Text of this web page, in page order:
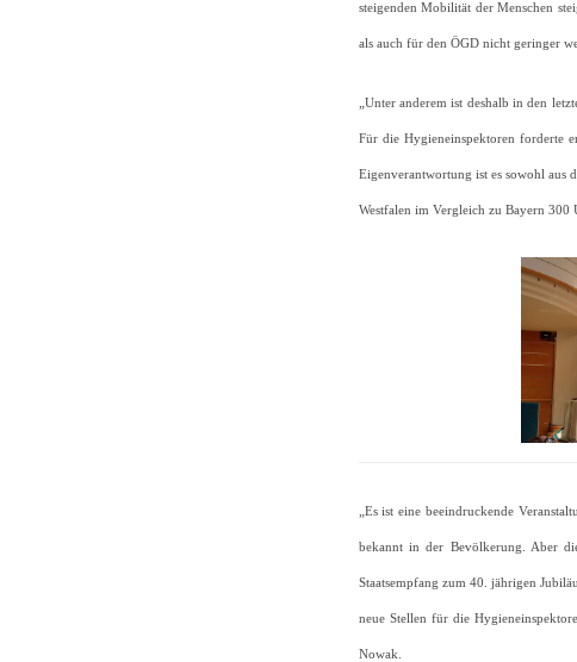
steigenden Mobilität der Menschen
als auch für den ÖGD nicht geringer
„Unter anderem ist deshalb in den
Für die Hygieneinspektoren forderte
Eigenverantwortung ist es sowohl aus
Westfalen im Vergleich zu Bayern 300
„Es ist eine beeindruckende
bekannt in der Bevölkerung. Aber
Staatsempfang zum 40. jährigen
neue Stellen für die
Nowak.